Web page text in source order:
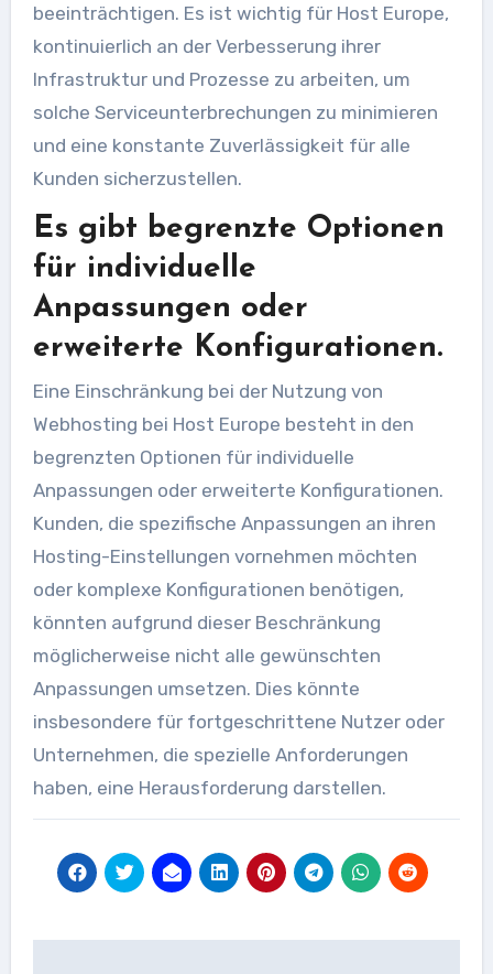
beeinträchtigen. Es ist wichtig für Host Europe,
kontinuierlich an der Verbesserung ihrer
Infrastruktur und Prozesse zu arbeiten, um
solche Serviceunterbrechungen zu minimieren
und eine konstante Zuverlässigkeit für alle
Kunden sicherzustellen.
Es gibt begrenzte Optionen
für individuelle
Anpassungen oder
erweiterte Konfigurationen.
Eine Einschränkung bei der Nutzung von
Webhosting bei Host Europe besteht in den
begrenzten Optionen für individuelle
Anpassungen oder erweiterte Konfigurationen.
Kunden, die spezifische Anpassungen an ihren
Hosting-Einstellungen vornehmen möchten
oder komplexe Konfigurationen benötigen,
könnten aufgrund dieser Beschränkung
möglicherweise nicht alle gewünschten
Anpassungen umsetzen. Dies könnte
insbesondere für fortgeschrittene Nutzer oder
Unternehmen, die spezielle Anforderungen
haben, eine Herausforderung darstellen.